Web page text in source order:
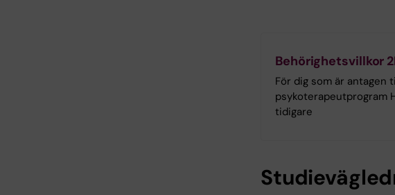
Behörighetsvillkor
För dig som är antagen
psykoterapeutprogram
tidigare